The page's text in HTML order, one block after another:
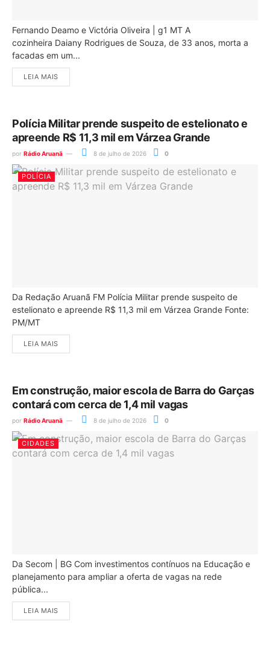
Fernando Deamo e Victória Oliveira | g1 MT A
cozinheira Daiany Rodrigues de Souza, de 33 anos, morta a
facadas em um...
LEIA MAIS
Polícia Militar prende suspeito de estelionato e
apreende R$ 11,3 mil em Várzea Grande
por Rádio Aruanã 8 de julho de 2026 0
POLÍCIA
Da Redação Aruanã FM Polícia Militar prende suspeito de
estelionato e apreende R$ 11,3 mil em Várzea Grande Fonte:
PM/MT
LEIA MAIS
Em construção, maior escola de Barra do Garças
contará com cerca de 1,4 mil vagas
por Rádio Aruanã 8 de julho de 2026 0
CIDADES
Da Secom | BG Com investimentos contínuos na Educação e
planejamento para ampliar a oferta de vagas na rede
pública...
LEIA MAIS